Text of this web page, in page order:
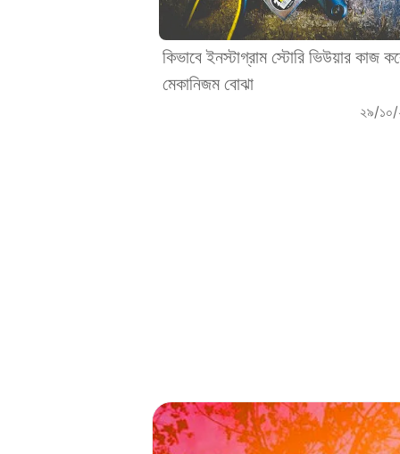
কিভাবে ইনস্টাগ্রাম স্টোরি ভিউয়ার কাজ
মেকানিজম বোঝা
২৯/